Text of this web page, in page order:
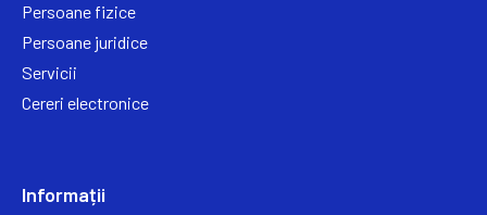
Persoane fizice
Persoane juridice
Servicii
Cereri electronice
Informații